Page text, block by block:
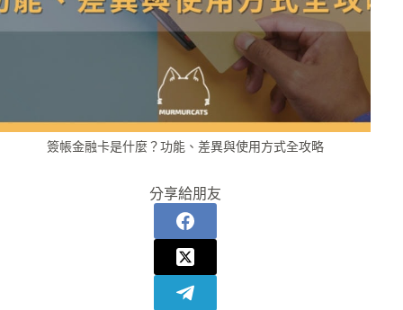
簽帳金融卡是什麼？功能、差異與使用方式全攻略
分享給朋友